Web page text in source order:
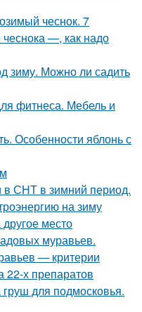
чеснок. 7
чеснока —, как надо
зиму. Можно ли садить
фитнеса. Мебель и
Особенности яблонь с
в СНТ в зимний период.
на зиму
место
муравьев.
— критерии
22-х препаратов
для подмосковья.